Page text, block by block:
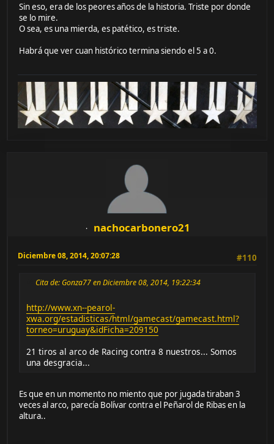
Sin eso, era de los peores años de la historia. Triste por donde
se lo mire.
O sea, es una mierda, es patético, es triste.
Habrá que ver cuan histórico termina siendo el 5 a 0.
nachocarbonero21
Diciembre 08, 2014, 20:07:28 #110
Cita de: Gonza77 en Diciembre 08, 2014, 19:22:34
http://www.xn--pearol-
xwa.org/estadisticas/html/gamecast/gamecast.html?
torneo=uruguay&idFicha=209150
21 tiros al arco de Racing contra 8 nuestros... Somos
una desgracia...
Es que en un momento no miento que por jugada tiraban 3
veces al arco, parecía Bolívar contra el Peñarol de Ribas en la
altura..